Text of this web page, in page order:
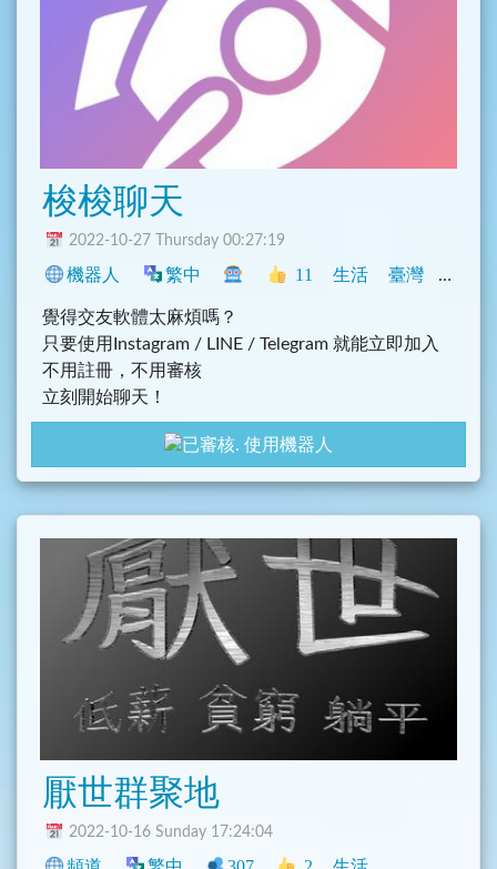
梭梭聊天
2022-10-27 Thursday 00:27:19
機器人 繁中 11 生活 臺灣 閒聊
覺得交友軟體太麻煩嗎？
只要使用Instagram / LINE / Telegram 就能立即加入
不用註冊，不用審核
立刻開始聊天！
使用機器人
厭世群聚地
2022-10-16 Sunday 17:24:04